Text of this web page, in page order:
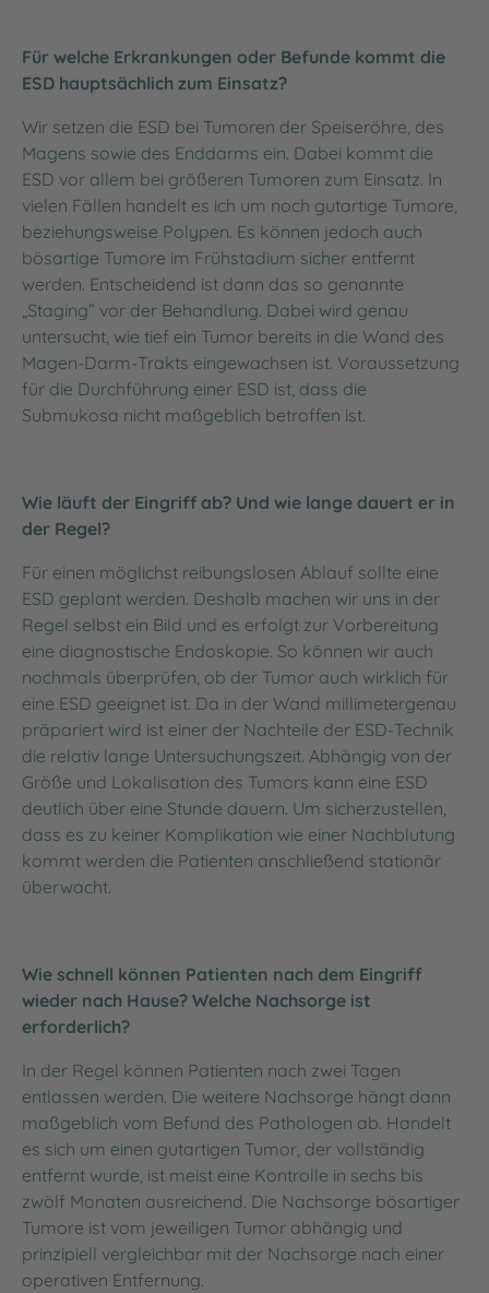
Für welche Erkrankungen oder Befunde kommt die
ESD hauptsächlich zum Einsatz?
Wir setzen die ESD bei Tumoren der Speiseröhre, des
Magens sowie des Enddarms ein. Dabei kommt die
ESD vor allem bei größeren Tumoren zum Einsatz. In
vielen Fällen handelt es ich um noch gutartige Tumore,
beziehungsweise Polypen. Es können jedoch auch
bösartige Tumore im Frühstadium sicher entfernt
werden. Entscheidend ist dann das so genannte
„Staging” vor der Behandlung. Dabei wird genau
untersucht, wie tief ein Tumor bereits in die Wand des
Magen-Darm-Trakts eingewachsen ist. Voraussetzung
für die Durchführung einer ESD ist, dass die
Submukosa nicht maßgeblich betroffen ist.
Wie läuft der Eingriff ab? Und wie lange dauert er in
der Regel?
Für einen möglichst reibungslosen Ablauf sollte eine
ESD geplant werden. Deshalb machen wir uns in der
Regel selbst ein Bild und es erfolgt zur Vorbereitung
eine diagnostische Endoskopie. So können wir auch
nochmals überprüfen, ob der Tumor auch wirklich für
eine ESD geeignet ist. Da in der Wand millimetergenau
präpariert wird ist einer der Nachteile der ESD-Technik
die relativ lange Untersuchungszeit. Abhängig von der
Größe und Lokalisation des Tumors kann eine ESD
deutlich über eine Stunde dauern. Um sicherzustellen,
dass es zu keiner Komplikation wie einer Nachblutung
kommt werden die Patienten anschließend stationär
überwacht.
Wie schnell können Patienten nach dem Eingriff
wieder nach Hause? Welche Nachsorge ist
erforderlich?
In der Regel können Patienten nach zwei Tagen
entlassen werden. Die weitere Nachsorge hängt dann
maßgeblich vom Befund des Pathologen ab. Handelt
es sich um einen gutartigen Tumor, der vollständig
entfernt wurde, ist meist eine Kontrolle in sechs bis
zwölf Monaten ausreichend. Die Nachsorge bösartiger
Tumore ist vom jeweiligen Tumor abhängig und
prinzipiell vergleichbar mit der Nachsorge nach einer
operativen Entfernung.